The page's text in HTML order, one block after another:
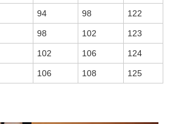
94 98 122
98 102 123
102 106 124
106 108 125